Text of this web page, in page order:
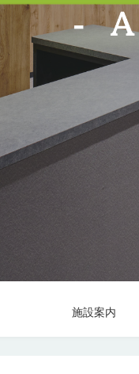
施設案内